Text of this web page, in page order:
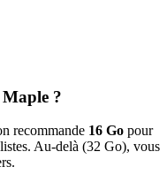
Maple ?
recommande 16 Go pour
Au-delà (32 Go), vous